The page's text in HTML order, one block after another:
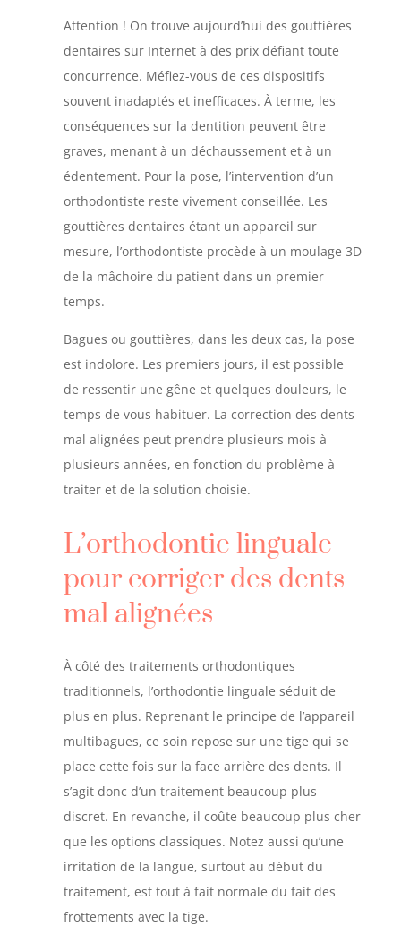
Attention ! On trouve aujourd’hui des gouttières
dentaires sur Internet à des prix défiant toute
concurrence. Méfiez-vous de ces dispositifs
souvent inadaptés et inefficaces. À terme, les
conséquences sur la dentition peuvent être
graves, menant à un déchaussement et à un
édentement. Pour la pose, l’intervention d’un
orthodontiste reste vivement conseillée. Les
gouttières dentaires étant un appareil sur
mesure, l’orthodontiste procède à un moulage 3D
de la mâchoire du patient dans un premier
temps.
Bagues ou gouttières, dans les deux cas, la pose
est indolore. Les premiers jours, il est possible
de ressentir une gêne et quelques douleurs, le
temps de vous habituer. La correction des dents
mal alignées peut prendre plusieurs mois à
plusieurs années, en fonction du problème à
traiter et de la solution choisie.
L’orthodontie linguale
pour corriger des dents
mal alignées
À côté des traitements orthodontiques
traditionnels, l’orthodontie linguale séduit de
plus en plus. Reprenant le principe de l’appareil
multibagues, ce soin repose sur une tige qui se
place cette fois sur la face arrière des dents. Il
s’agit donc d’un traitement beaucoup plus
discret. En revanche, il coûte beaucoup plus cher
que les options classiques. Notez aussi qu’une
irritation de la langue, surtout au début du
traitement, est tout à fait normale du fait des
frottements avec la tige.